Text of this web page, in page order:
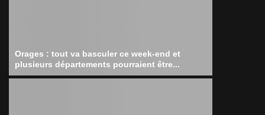
Orages : tout va basculer ce week-end et
plusieurs départements pourraient être...